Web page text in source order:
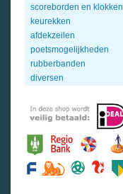
scoreborden en klokken
keurekken
afdekzeilen
poetsmogelijkheden
rubberbanden
diversen